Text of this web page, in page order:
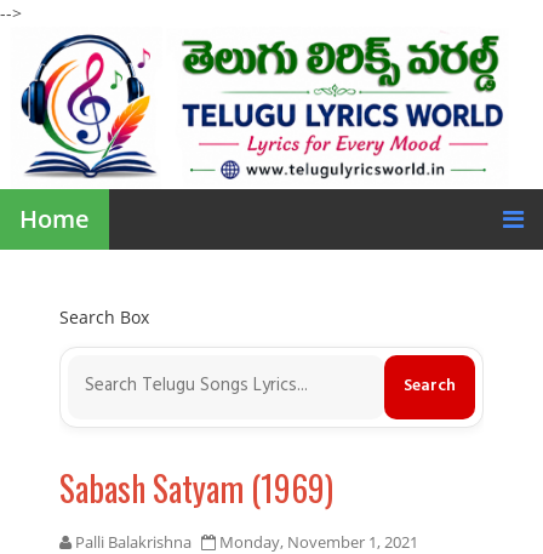
-->
Home
Search Box
Sabash Satyam (1969)
Palli Balakrishna
Monday, November 1, 2021